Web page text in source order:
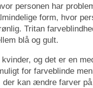
personen har
form, hvor
Tritan
blå og gult.
og det er en
for farveblinde
kan ændre farver